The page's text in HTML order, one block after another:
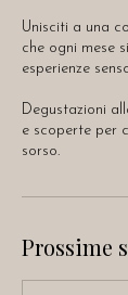
Unisciti a una
che ogni mese
esperienze
Degustazioni
e scoperte per
sorso.
Prossime